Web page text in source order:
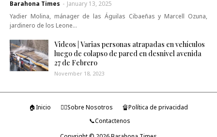
Barahona Times - January 13, 2025
Yadier Molina, mánager de las Águilas Cibaeñas y Marcell Ozuna,
jardinero de los Leone…
Videos | Varias personas atrapadas en vehículos
luego de colapso de pared en desnivel avenida
27 de Febrero
November 18, 2023
🏠Inicio 🤷‍♂️Sobre Nosotros
🔏Política de privacidad
📞Contactenos